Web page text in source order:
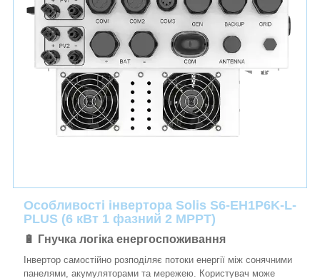
Особливості інвертора Solis S6-EH1P6K-L-
PLUS (6 кВт 1 фазний 2 MPPT)
🔋 Гнучка логіка енергоспоживання
Інвертор самостійно розподіляє потоки енергії між сонячними
панелями, акумуляторами та мережею. Користувач може